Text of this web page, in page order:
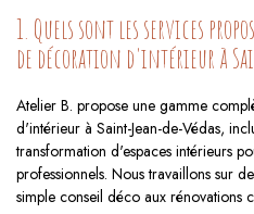
1. Quels sont les services
de décoration d'intérieur à
Atelier B. propose une gamme
d'intérieur à Saint-Jean-de-Védas,
transformation d'espaces intérieurs
professionnels. Nous travaillons sur
simple conseil déco aux rénovations